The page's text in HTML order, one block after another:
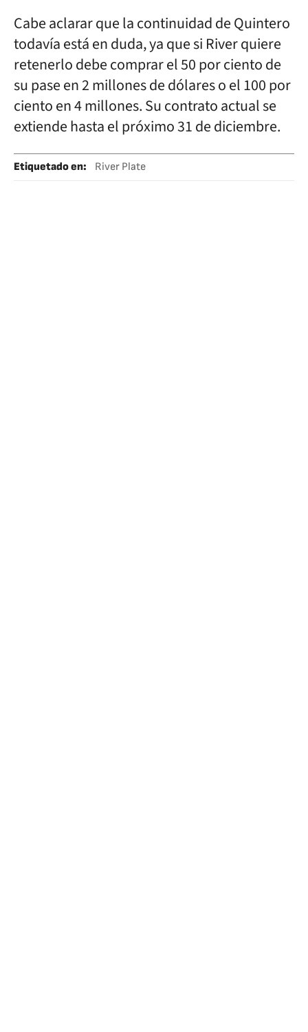
Cabe aclarar que la continuidad de Quintero
todavía está en duda, ya que si River quiere
retenerlo debe comprar el 50 por ciento de
su pase en 2 millones de dólares o el 100 por
ciento en 4 millones. Su contrato actual se
extiende hasta el próximo 31 de diciembre.
Etiquetado en: River Plate